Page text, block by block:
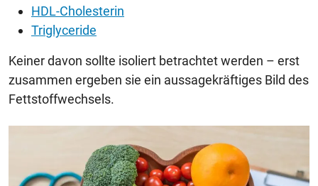
HDL-Cholesterin
Triglyceride
Keiner davon sollte isoliert betrachtet werden – erst
zusammen ergeben sie ein aussagekräftiges Bild des
Fettstoffwechsels.